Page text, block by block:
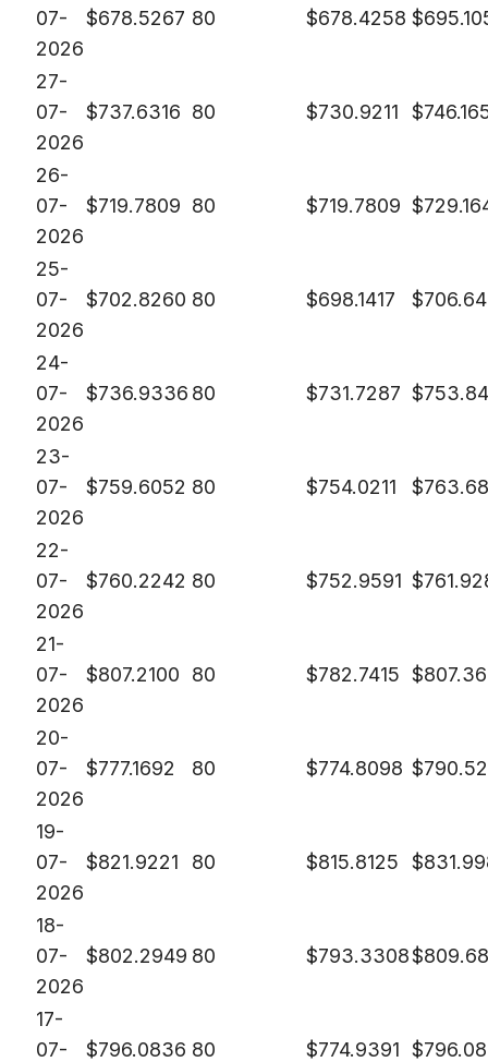
07-
2026
$678.5267 80 $678.4258 $
27-
07-
2026
$737.6316 80 $730.9211 $
26-
07-
2026
$719.7809 80 $719.7809 $
25-
07-
2026
$702.8260 80 $698.1417 $
24-
07-
2026
$736.9336 80 $731.7287 $
23-
07-
2026
$759.6052 80 $754.0211 $
22-
07-
2026
$760.2242 80 $752.9591 $
21-
07-
2026
$807.2100 80 $782.7415 $
20-
07-
2026
$777.1692 80 $774.8098 $
19-
07-
2026
$821.9221 80 $815.8125 $
18-
07-
2026
$802.2949 80 $793.3308$
17-
07-
$796.0836 80 $774.9391 $